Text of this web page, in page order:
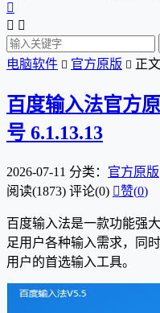

 
电脑软件  官方原版  正文
百度输入法官方
号 6.1.13.13
2026-07-11 分类： 官方原版
阅读(1873) 评论(0) 赞(0)
百度输入法是一款功能强
足用户各种输入需求，同
用户的首选输入工具。